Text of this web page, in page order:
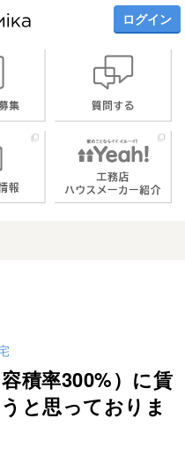
ログイン
積率300%）に賃
と思っておりま